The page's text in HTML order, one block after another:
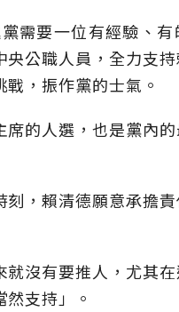
需要一位有經驗、
公職人員，全力支
，振作黨的士氣。
的人選，也是黨內的
，賴清德願意承擔
沒有要推人，尤其
支持」。